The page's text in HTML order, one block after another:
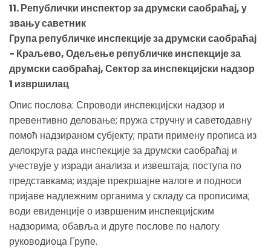
11. Републички инспектор за друмски саобраћај, у
звању саветник
Група републичке инспекције за друмски саобраћај
- Краљево, Одељење републичке инспекције за
друмски саобраћај, Сектор за инспекцијски надзор
1 извршилац
Опис послова: Спроводи инспекцијски надзор и
превентивно деловање; пружа стручну и саветодавну
помоћ надзираном субјекту; прати примену прописа из
делокруга рада инспекције за друмски саобраћај и
учествује у изради анализа и извештаја; поступа по
представкама; издаје прекршајне налоге и подноси
пријаве надлежним органима у складу са прописима;
води евиденције о извршеним инспекцијским
надзорима; обавља и друге послове по налогу
руководиоца Групе.